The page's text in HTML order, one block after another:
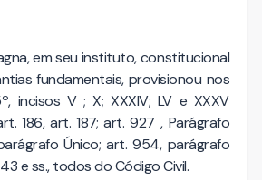
em seu instituto, constitucional
fundamentais, provisionou nos
incisos V ; X; XXXIV; LV e XXXV
186, art. 187; art. 927 , Parágrafo
Único; art. 954, parágrafo
e ss., todos do Código Civil.